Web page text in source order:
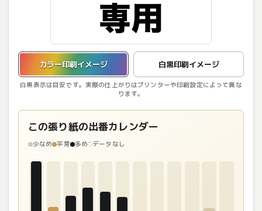
カラー印刷イメージ 白黒印刷イメージ
白黒表示は目安です。実際の仕上がりはプリンターや印刷設定によって異な
ります。
カラー印刷イメージを表示しています。
この張り紙の出番カレンダー
少なめ 平常 多め データなし